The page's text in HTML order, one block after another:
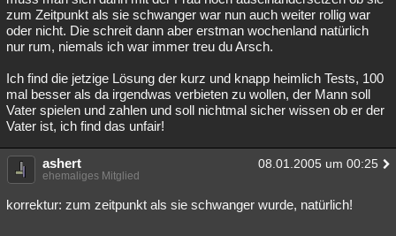
zum Zeitpunkt als sie schwanger war nun auch weiter rollig war
oder nicht. Die schreit dann aber erstman wochenland natürlich
nur rum, niemals ich war immer treu du Arsch.
Ich find die jetzige Lösung der kurz und knapp heimlich Tests, 100
mal besser als da irgendwas verbieten zu wollen, der Mann soll
Vater spielen und zahlen und soll nichtmal sicher wissen ob er der
Vater ist, ich find das unfair!
ashert 08.01.2005 um 00:25
ehemaliges Mitglied
korrektur: zum zeitpunkt als sie schwanger wurde, natürlich!